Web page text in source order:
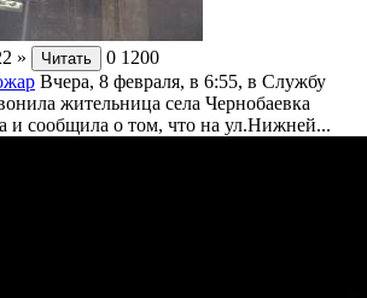
» Читать 0 1200
Вчера, 8 февраля, в 6:55, в Службу
жительница села Чернобаевка
и сообщила о том, что на ул.Нижней...